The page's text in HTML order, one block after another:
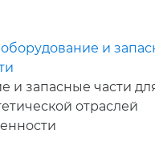
и запасные части
отраслей